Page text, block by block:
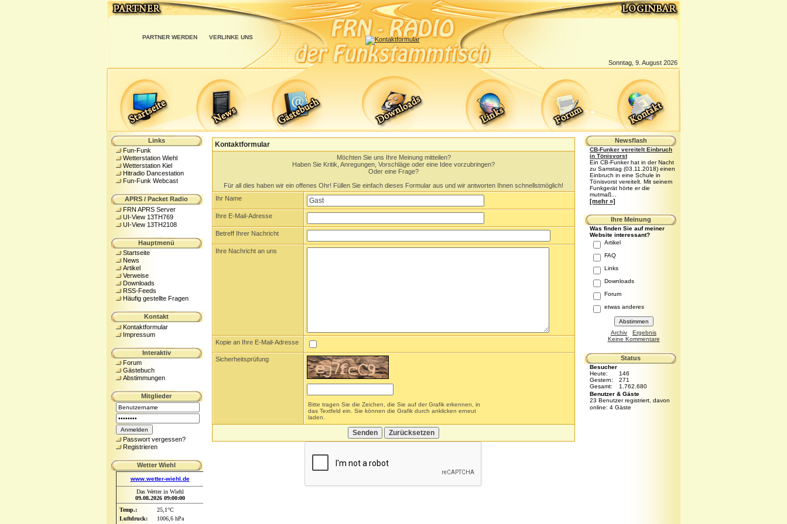
PARTNER WERDEN VERLINKE UNS
Sonntag, 9. August 2026
Links
Fun-Funk
Wetterstation Wiehl
Wetterstation Kiel
Hitradio Dancestation
Fun-Funk Webcast
APRS / Packet Radio
FRN APRS Server
UI-View 13TH769
UI-View 13TH2108
Hauptmenü
Startseite
News
Artikel
Verweise
Downloads
RSS-Feeds
Häufig gestellte Fragen
Kontakt
Kontaktformular
Impressum
Interaktiv
Forum
Gästebuch
Abstimmungen
Mitglieder
Passwort vergessen?
Registrieren
Wetter Wiehl
Kontaktformular
Möchten Sie uns Ihre Meinung mitteilen?
Haben Sie Kritik, Anregungen, Vorschläge oder eine Idee vorzubringen?
Oder eine Frage?
Für all dies haben wir ein offenes Ohr! Füllen Sie einfach dieses Formular aus und wir antworten Ihnen schnellstmöglich!
Ihr Name
Ihre E-Mail-Adresse
Betreff Ihrer Nachricht
Ihre Nachricht an uns
Kopie an Ihre E-Mail-Adresse
Sicherheitsprüfung
Bitte tragen Sie die Zeichen, die Sie auf der Grafik erkennen, in
das Textfeld ein. Sie können die Grafik durch anklicken erneut
laden.
Newsflash
CB-Funker vereitelt Einbruch
in Tönisvorst
Ein CB-Funker hat in der Nacht
zu Samstag (03.11.2018) einen
Einbruch in eine Schule in
Tönisvorst vereitelt. Mit seinem
Funkgerät hörte er die
mutmaß...
[mehr »]
Ihre Meinung
Was finden Sie auf meiner
Website interessant?
Artikel
FAQ
Links
Downloads
Forum
etwas anderes
Archiv
Ergebnis
Keine Kommentare
Status
Besucher
Heute:
146
Gestern:
271
Gesamt:
1.762.680
Benutzer & Gäste
23 Benutzer registriert, davon
online: 4 Gäste